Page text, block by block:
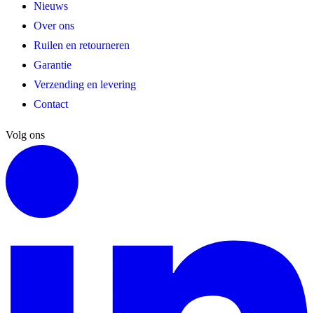
Nieuws
Over ons
Ruilen en retourneren
Garantie
Verzending en levering
Contact
Volg ons